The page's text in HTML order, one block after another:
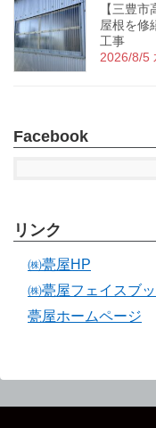
【三豊
屋根を修
工事
2026/8/5
Facebook
リンク
㈱甍屋HP
㈱甍屋フェイスブ
甍屋ホームページ